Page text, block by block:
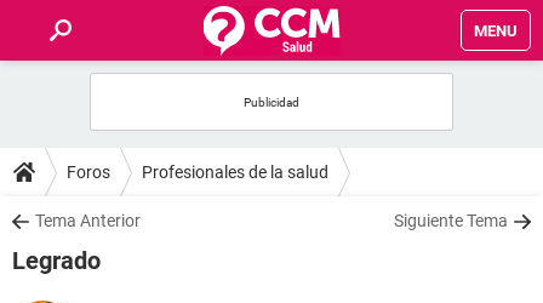
MENU
FOROS
SALUD
FAMILIA
Foros Profesionales de la salud
Tema Anterior Siguiente Tema
Legrado